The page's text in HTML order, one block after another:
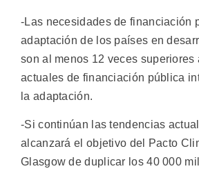
-Las necesidades de financiación
adaptación de los países en
son al menos 12 veces superiores
actuales de financiación pública
la adaptación.
-Si continúan las tendencias
alcanzará el objetivo del Pacto
Glasgow de duplicar los 40 000